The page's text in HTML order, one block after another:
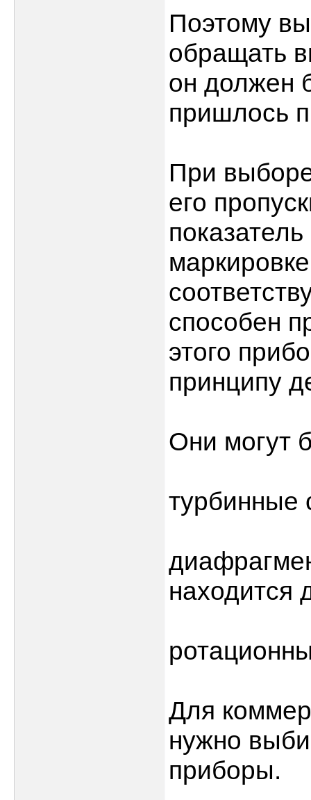
Поэтому
обращать
он должен
пришлось
При
его
способен
этого
принципу
Они могут
турбинные
находится
Для
нужно
приборы.